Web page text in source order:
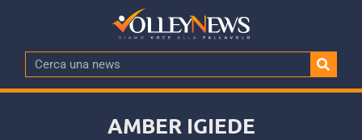
AMBER IGIEDE